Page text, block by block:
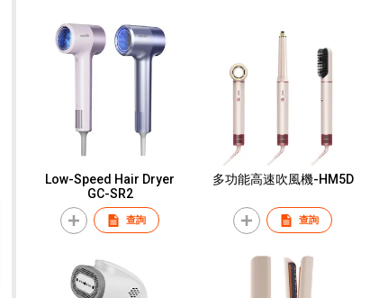
Low-Speed Hair Dryer
GC-SR2
查詢
多功能高速吹風機-HM5D
查詢